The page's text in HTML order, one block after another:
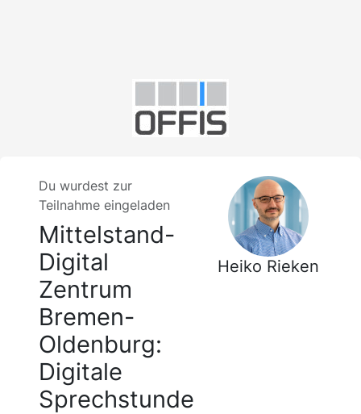
Du wurdest zur
Teilnahme eingeladen
Mittelstand-
Digital
Zentrum
Bremen-
Oldenburg:
Digitale
Sprechstunde
Heiko Rieken